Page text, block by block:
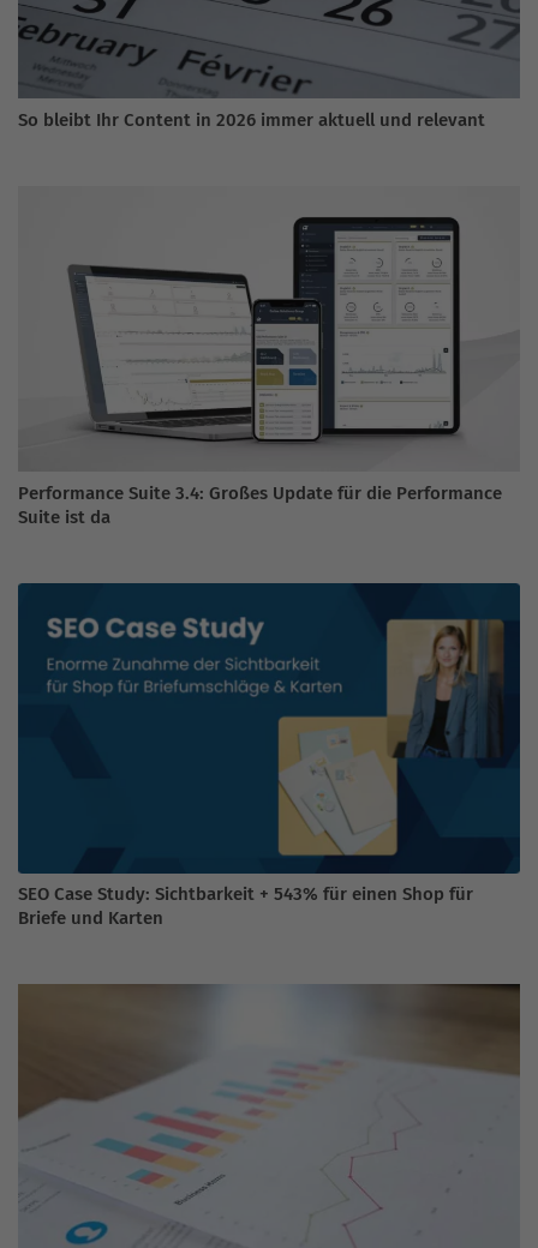
So bleibt Ihr Content in 2026 immer aktuell und relevant
Performance Suite 3.4: Großes Update für die Performance
Suite ist da
SEO Case Study: Sichtbarkeit + 543% für einen Shop für
Briefe und Karten